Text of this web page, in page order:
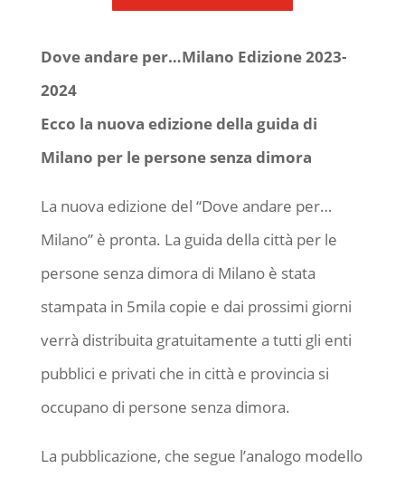
Dove andare per…Milano Edizione 2023-
2024
Ecco la nuova edizione della guida di
Milano per le persone senza dimora
La nuova edizione del “Dove andare per…
Milano” è pronta. La guida della città per le
persone senza dimora di Milano è stata
stampata in 5mila copie e dai prossimi giorni
verrà distribuita gratuitamente a tutti gli enti
pubblici e privati che in città e provincia si
occupano di persone senza dimora.
La pubblicazione, che segue l’analogo modello